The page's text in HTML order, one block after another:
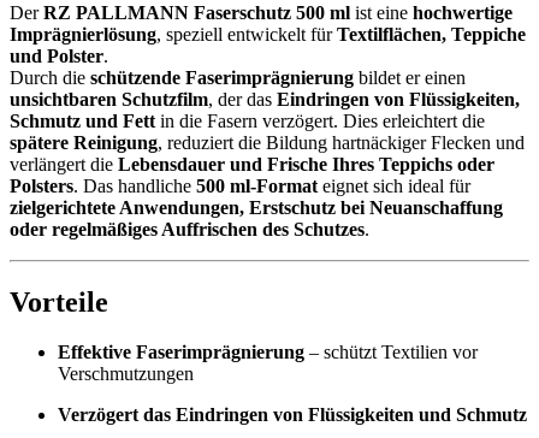
DerRZ PALLMANN Faserschutz 500 ml ist eine hochwertige
Imprägnierlösung, speziell entwickelt fürTextilflächen, Teppiche
und Polster.
Durch die schützende Faserimprägnierung bildet er einen
unsichtbaren Schutzfilm, der das Eindringen von Flüssigkeiten,
Schmutz und Fett in die Fasern verzögert. Dies erleichtert die
spätere Reinigung, reduziert die Bildung hartnäckiger Flecken und
verlängert die Lebensdauer und Frische Ihres Teppichs oder
Polsters. Das handliche 500 ml-Format eignet sich ideal für
zielgerichtete Anwendungen, Erstschutz bei Neuanschaffung
oder regelmäßiges Auffrischen des Schutzes.
Vorteile
Effektive Faserimprägnierung – schützt Textilien vor
Verschmutzungen
Verzögert das Eindringen von Flüssigkeiten und Schmutz